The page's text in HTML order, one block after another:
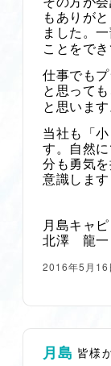
もありが
ました。
ことをで
仕事でも
と思って
と思います
当社も「
す。自然
分も勇気
意識します
月島キャ
北澤 龍一
2016年5月16
月島 皆様